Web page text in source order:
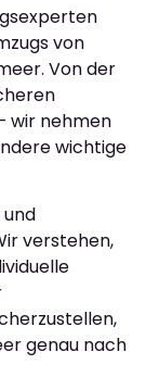
von
Von der
wir nehmen
wichtige
und
verstehen,
genau nach